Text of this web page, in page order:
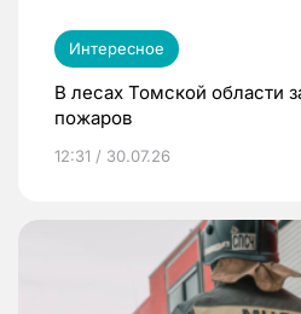
Интересное
В лесах Томской области
пожаров
12:31 / 30.07.26